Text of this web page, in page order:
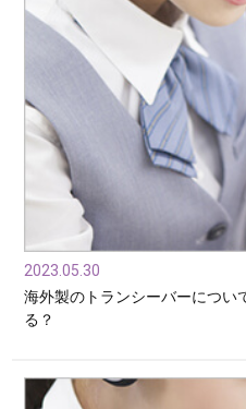
2023.05.30
海外製のトランシーバーについ
る？